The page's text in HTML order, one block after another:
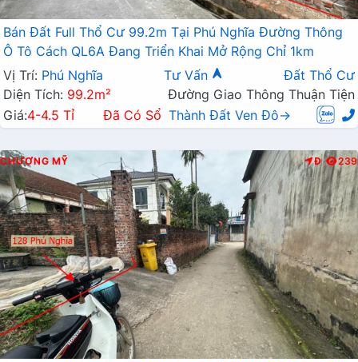
Bán Đất Full Thổ Cư 99.2m Tại Phú Nghĩa Đường Thông
Ô Tô Cách QL6A Đang Triển Khai Mở Rộng Chỉ 1km
Vị Trí: Phú Nghĩa Tư Vấn
Đất Thổ Cư
Diện Tích: 99.2m²
Đường Giao Thông Thuận Tiện
Giá:4-4.5 Tỉ Đã Có Sổ Thành Đất Ven Đô→
CHƯƠNG MỸ Đ 239